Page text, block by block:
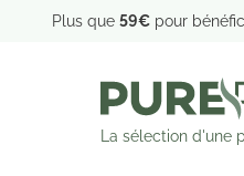
Plus que 59€ pour
La sélection d'une